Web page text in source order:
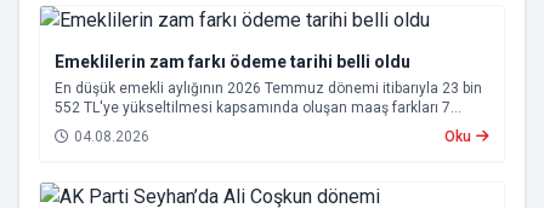
Emeklilerin zam farkı ödeme tarihi belli oldu
En düşük emekli aylığının 2026 Temmuz dönemi itibarıyla 23 bin
552 TL'ye yükseltilmesi kapsamında oluşan maaş farkları 7
Ağustos 2026 tarihinde hesaplara yatırılacak.
04.08.2026 Oku